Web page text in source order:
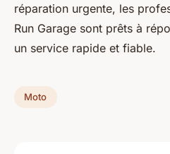
réparation urgente, les
Run Garage sont prêts à
un service rapide et fiable.
Moto